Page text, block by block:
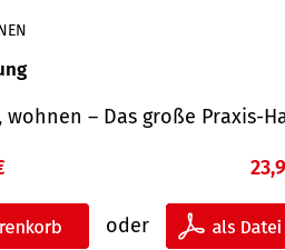
wohnen – Das große Praxis-
oder